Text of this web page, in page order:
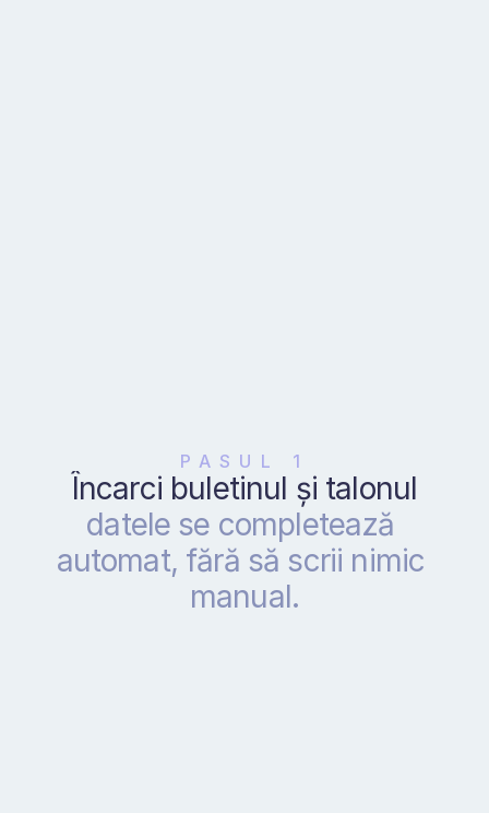
PASUL 1
Încarci buletinul și talonul
datele se completează
automat, fără să scrii nimic
manual.